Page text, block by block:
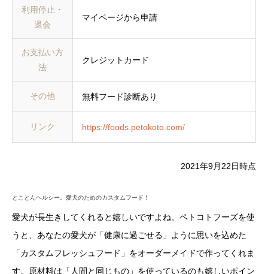
利用停止・
退会
マイページから申請
お支払い方
法
クレジットカード
その他 無料フード診断あり
リンク https://foods.petokoto.com/
2021年9月22日時点
とことんヘルシー。愛犬のためのカスタムフード！
愛犬が長生きしてくれると嬉しいですよね。ペトコトフーズを使
うと、あなたの愛犬が「健康に過ごせる」ように思いを込めた
「カスタムフレッシュフード」をオーダーメイドで作ってくれま
す。原材料は「人間と同じもの」を使っているのも嬉しいポイン